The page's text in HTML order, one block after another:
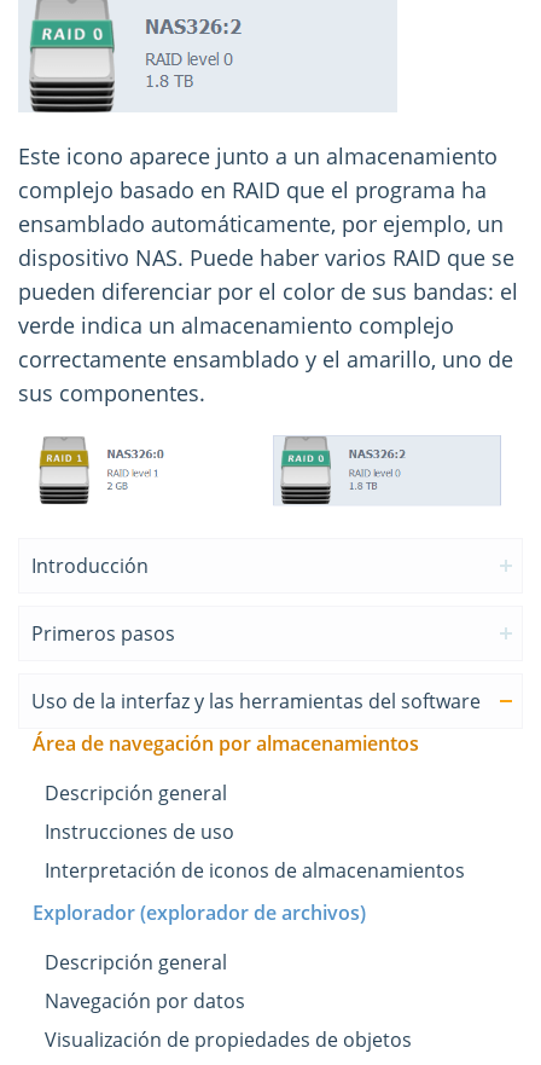
Este icono aparece junto a un almacenamiento
complejo basado en RAID que el programa ha
ensamblado automáticamente, por ejemplo, un
dispositivo NAS. Puede haber varios RAID que se
pueden diferenciar por el color de sus bandas: el
verde indica un almacenamiento complejo
correctamente ensamblado y el amarillo, uno de
sus componentes.
Introducción
Primeros pasos
Uso de la interfaz y las herramientas del software
Área de navegación por almacenamientos
Descripción general
Instrucciones de uso
Interpretación de iconos de almacenamientos
Explorador (explorador de archivos)
Descripción general
Navegación por datos
Visualización de propiedades de objetos